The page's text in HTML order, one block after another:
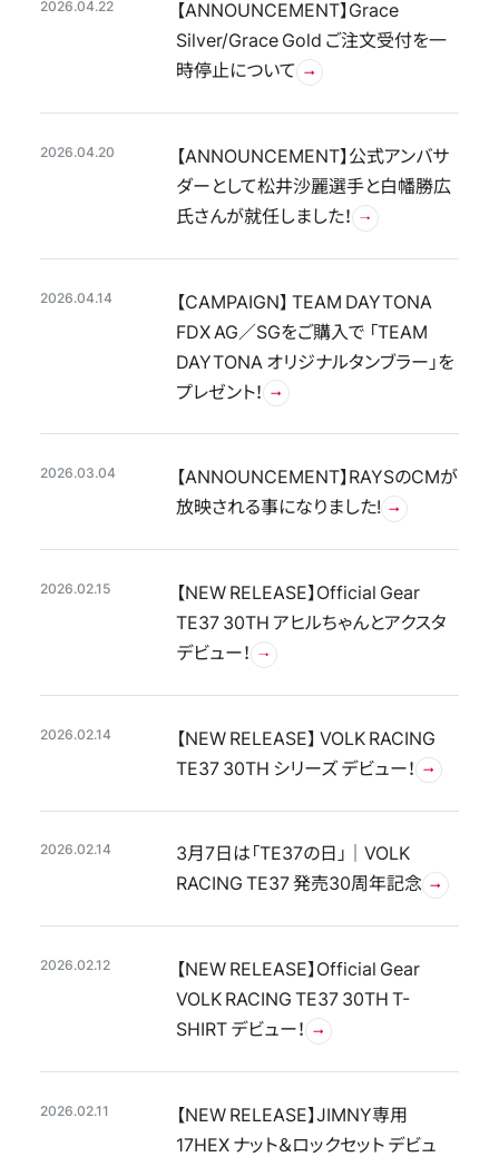
2026.04.22
【ANNOUNCEMENT】Grace
Silver/Grace Gold ご注文受付を一
時停止について
2026.04.20
【ANNOUNCEMENT】公式アンバサ
ダーとして松井沙麗選手と白幡勝広
氏さんが就任しました！
2026.04.14
【CAMPAIGN】 TEAM DAYTONA
FDX AG／SGをご購入で 「TEAM
DAYTONA オリジナルタンブラー」を
プレゼント！
2026.03.04
【ANNOUNCEMENT】RAYSのCMが
放映される事になりました!
2026.02.15
【NEW RELEASE】Official Gear
TE37 30TH アヒルちゃんとアクスタ
デビュー！
2026.02.14
【NEW RELEASE】 VOLK RACING
TE37 30TH シリーズ デビュー！
2026.02.14
3月7日は「TE37の日」｜VOLK
RACING TE37 発売30周年記念
2026.02.12
【NEW RELEASE】Official Gear
VOLK RACING TE37 30TH T-
SHIRT デビュー！
2026.02.11
【NEW RELEASE】JIMNY専用
17HEX ナット＆ロックセット デビュ